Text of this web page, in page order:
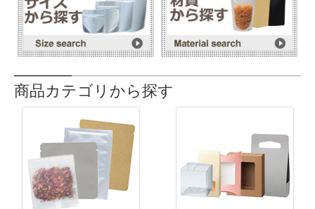
商品カテゴリから探す